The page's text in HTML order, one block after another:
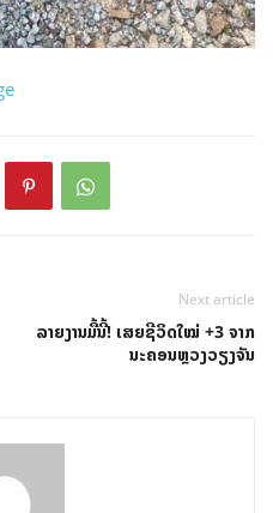
Next article
ລາຍງານມື້ນີ້! ເສຍຊີວິດໃໝ່ +3 ຈາກ
ນະຄອນຫຼວງວຽງຈັນ